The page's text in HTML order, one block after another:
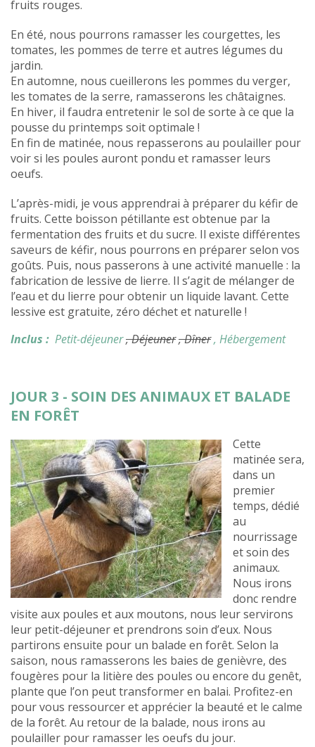
fruits rouges.
En été, nous pourrons ramasser les courgettes, les
tomates, les pommes de terre et autres légumes du
jardin.
En automne, nous cueillerons les pommes du verger,
les tomates de la serre, ramasserons les châtaignes.
En hiver, il faudra entretenir le sol de sorte à ce que la
pousse du printemps soit optimale !
En fin de matinée, nous repasserons au poulailler pour
voir si les poules auront pondu et ramasser leurs
oeufs.
L’après-midi, je vous apprendrai à préparer du kéfir de
fruits. Cette boisson pétillante est obtenue par la
fermentation des fruits et du sucre. Il existe différentes
saveurs de kéfir, nous pourrons en préparer selon vos
goûts. Puis, nous passerons à une activité manuelle : la
fabrication de lessive de lierre. Il s’agit de mélanger de
l’eau et du lierre pour obtenir un liquide lavant. Cette
lessive est gratuite, zéro déchet et naturelle !
Inclus : Petit-déjeuner, Déjeuner, Dîner, Hébergement
JOUR 3 - SOIN DES ANIMAUX ET BALADE
EN FORÊT
Cette
matinée sera,
dans un
premier
temps, dédié
au
nourrissage
et soin des
animaux.
Nous irons
donc rendre
visite aux poules et aux moutons, nous leur servirons
leur petit-déjeuner et prendrons soin d’eux. Nous
partirons ensuite pour un balade en forêt. Selon la
saison, nous ramasserons les baies de genièvre, des
fougères pour la litière des poules ou encore du genêt,
plante que l’on peut transformer en balai. Profitez-en
pour vous ressourcer et apprécier la beauté et le calme
de la forêt. Au retour de la balade, nous irons au
poulailler pour ramasser les oeufs du jour.